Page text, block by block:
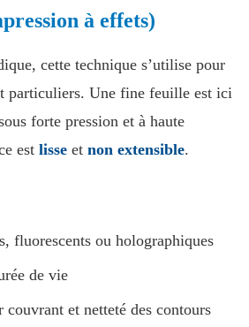
à effets)
cette technique s’utilise pour
particuliers. Une fine feuille est ici
forte pression et à haute
est lisse et non extensible.
fluorescents ou holographiques
de vie
couvrant et netteté des contours